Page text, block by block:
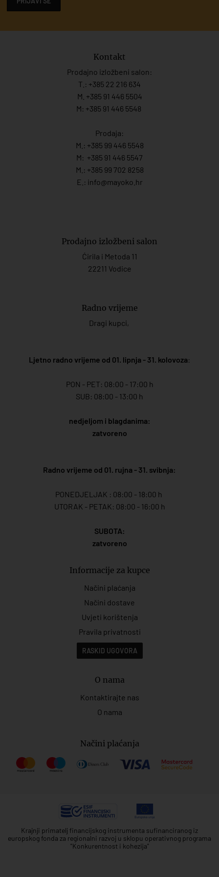
Kontakt
Prodajno izložbeni salon:
T.: +385 22 216 634
M. +385 91 446 5504
M: +385 91 446 5548
Prodaja:
M.: +385 99 446 5548
M: +385 91 446 5547
M.: +385 99 702 8258
E.: info@mayoko. hr
Prodajno izložbeni salon
Ćirila i Metoda 11
22211 Vodice
Radno vrijeme
Dragi kupci,
Ljetno radno vrijeme od 01. lipnja - 31. kolovoza:
PON - PET: 08:00 - 17:00 h
SUB: 08:00 - 13:00 h
nedjeljom i blagdanima:
zatvoreno
Radno vrijeme od 01. rujna - 31. svibnja:
PONEDJELJAK : 08:00 - 18:00 h
UTORAK - PETAK: 08:00 - 16:00 h
SUBOTA:
zatvoreno
Informacije za kupce
Načini plaćanja
Načini dostave
Uvjeti korištenja
Pravila privatnosti
RASKID UGOVORA
O nama
Kontaktirajte nas
O nama
Načini plaćanja
Krajnji primatelj financijskog instrumenta sufinanciranog iz
europskog fonda za regionalni razvoj u sklopu operativnog programa
"Konkurentnost i kohezija"